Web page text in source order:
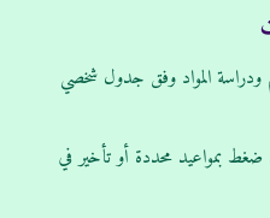
ودراسة المواد وفق جدول شخصي
بمواعيد محددة أو تأخير في